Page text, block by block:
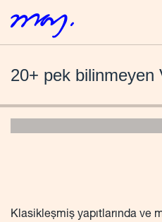
20+ pek bilinmeyen
Klasikleşmiş yapıtlarında ve